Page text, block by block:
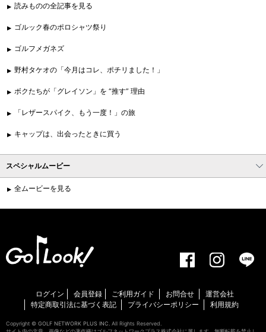
読みものの全記事を見る
ゴルック春のポロシャツ祭り
ゴルフメガネズ
野村タケオの「今月はコレ、ポチリました！」
ボクたちが「グレイソン」を “推す” 理由
「レザースパイク、もう一度！」の旅
キャップは、出会ったときに買う
スペシャルムービー
全ムービーを見る
ログイン 会員登録 ご利用ガイド お問合せ
運営会社
特定商取引法に基づく表記
プライバシーポリシー 利用規約
Copyright © GOLF NETWORK PLUS INC. All Rights Reserved.